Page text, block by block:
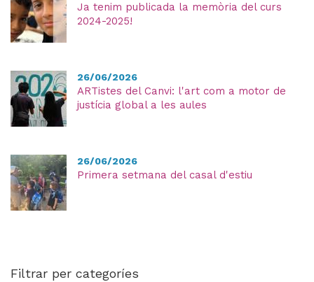
Ja tenim publicada la memòria del curs
2024-2025!
26/06/2026
ARTistes del Canvi: l'art com a motor de
justícia global a les aules
26/06/2026
Primera setmana del casal d'estiu
Filtrar per categoríes